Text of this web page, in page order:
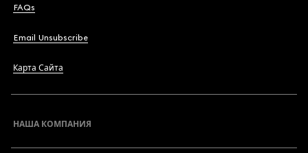
FAQs
Email Unsubscribe
Карта Сайта
НАША КОМПАНИЯ